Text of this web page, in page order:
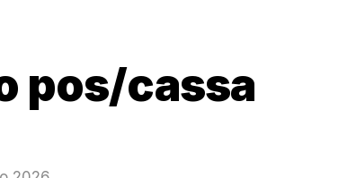
pos/cassa